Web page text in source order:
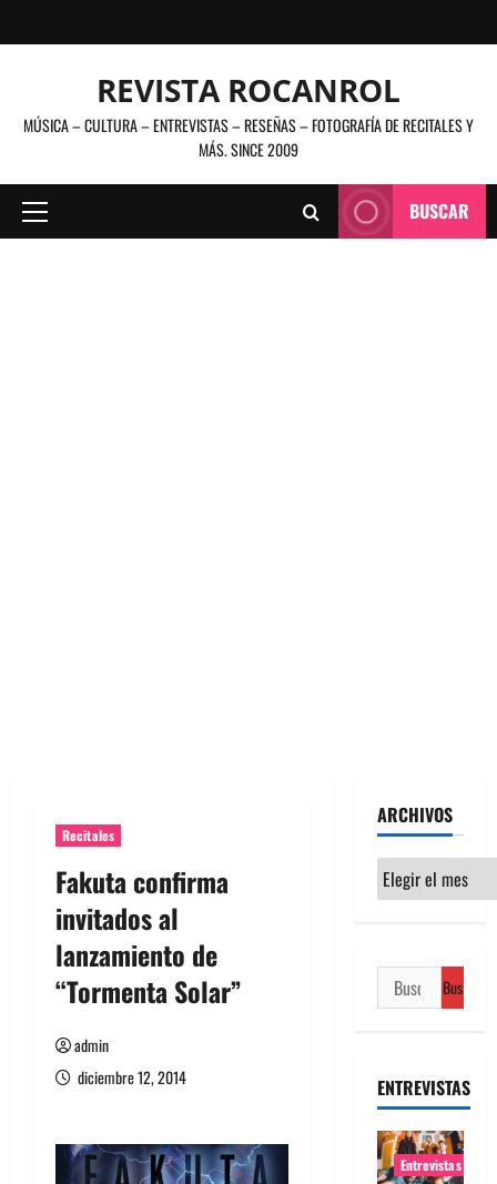
al
REVISTA ROCANROL
MÚSICA – CULTURA – ENTREVISTAS – RESEÑAS – FOTOGRAFÍA DE RECITALES Y
MÁS. SINCE 2009
Menú
BUSCAR
Recitales
Fakuta confirma
invitados al
lanzamiento de
“Tormenta Solar”
admin
diciembre 12, 2014
ARCHIVOS
Archivos
Buscar:
ENTREVISTAS
Entrevistas